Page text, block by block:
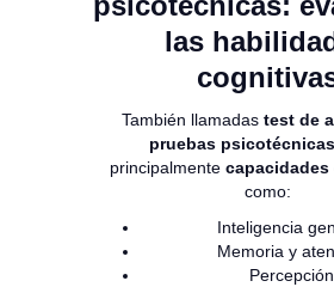
las
También llamadas test de
pruebas psicotécnicas
principalmente capacidades
como:
Inteligencia
Memoria y
Percepción